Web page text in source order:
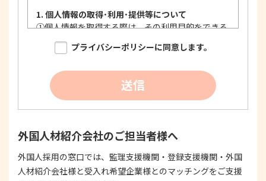
1. 個人情報の取得･利用･提供等について
①個人情報を取得する際は、その利用目的をできる
限り明確に特定し、その目的達成に必要な限度に
おいて適法かつ公正な手段を用い、同意を得て取
個人情報を利用する際は、本人に明示、通知、ま
たは公表した利用目的の範囲内に限定し、それに
反する目的外利用を行なわないための措置を講じ
する際は、本人が同意を与えた利用目的の範囲内
で、適法にこれを行います。
2. 安全対策の実施について
プライバシーポリシーに同意します。
送信
外国人材紹介会社のご担当者様へ
外国人採用の窓口では、監理支援機関・登録支援機関・外国
人材紹介会社様と受入れ希望企業様とのマッチングをご支援